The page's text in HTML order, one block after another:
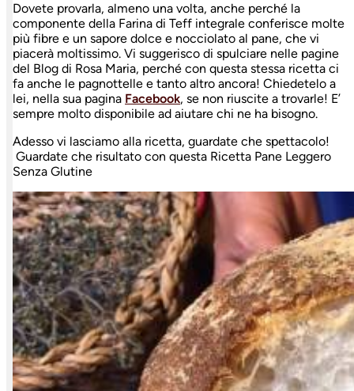
Dovete provarla, almeno una volta, anche perché la
componente della Farina di Teff integrale conferisce molte
più fibre e un sapore dolce e nocciolato al pane, che vi
piacerà moltissimo. Vi suggerisco di spulciare nelle pagine
del Blog di Rosa Maria, perché con questa stessa ricetta ci
fa anche le pagnottelle e tanto altro ancora! Chiedetelo a
lei, nella sua pagina Facebook, se non riuscite a trovarle! E’
sempre molto disponibile ad aiutare chi ne ha bisogno.
Adesso vi lasciamo alla ricetta, guardate che spettacolo!
Guardate che risultato con questa Ricetta Pane Leggero
Senza Glutine